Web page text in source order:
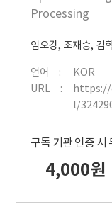
Processing
임오강, 조재승, 김
언어
KOR
URL
https://
l/
구독 기관 인증 시
4,000원